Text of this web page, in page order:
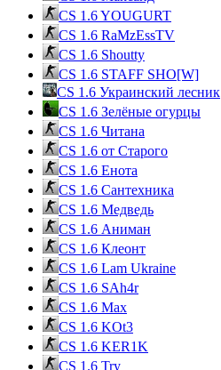
CS 1.6 YOUGURT
CS 1.6 RaMzEssTV
CS 1.6 Shoutty
CS 1.6 STAFF SHO[W]
CS 1.6 Украинский лесник
CS 1.6 Зелёные огурцы
CS 1.6 Читана
CS 1.6 от Cтарого
CS 1.6 Енота
CS 1.6 Сантехника
CS 1.6 Медведь
CS 1.6 Аниман
CS 1.6 Клеонт
CS 1.6 Lam Ukraine
CS 1.6 SAh4r
CS 1.6 Max
CS 1.6 KOt3
CS 1.6 KER1K
CS 1.6 Try